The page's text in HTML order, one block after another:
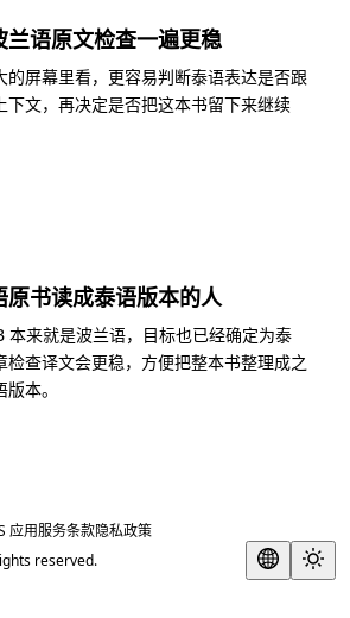
兰语原文检查一遍更稳
的屏幕里看，更容易判断泰语表达是否跟
下文，再决定是否把这本书留下来继续
原书读成泰语版本的人
本来就是波兰语，目标也已经确定为泰
检查译文会更稳，方便把整本书整理成之
本。
应用服务条款隐私政策
reserved.